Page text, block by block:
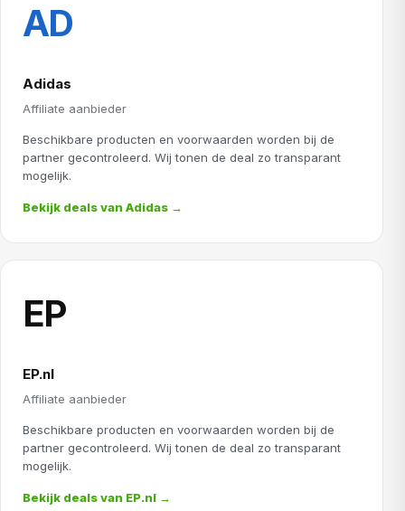
AD
Adidas
Affiliate aanbieder
Beschikbare producten en voorwaarden worden bij de
partner gecontroleerd. Wij tonen de deal zo transparant
mogelijk.
Bekijk deals van Adidas →
EP
EP.nl
Affiliate aanbieder
Beschikbare producten en voorwaarden worden bij de
partner gecontroleerd. Wij tonen de deal zo transparant
mogelijk.
Bekijk deals van EP.nl →